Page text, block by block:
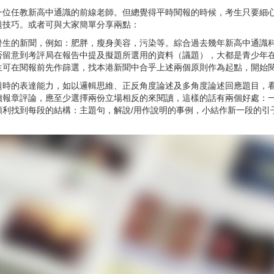
任教新高中通識的前線老師。但總覺得平時閱報的時候，考生只要
巧。或者可與大家簡單分享兩點：
的新聞，例如：肥胖，瘦身美容，污染等。綜合過去幾年新高中通
意到考評局在報告中提及擬題所選用的資料（議題），大都是青少
在閱報前先作篩選，找本港新聞中合乎上述兩個原則作為起點，開始
的表達能力，如以邏輯思維、正反角度論述及多角度論述回應題目
章評論，應至少選擇兩份立場相反的來閱讀，這樣的話有兩個好處
找到每段的結構：主題句，解說/用作說明的事例，小結作新一段的